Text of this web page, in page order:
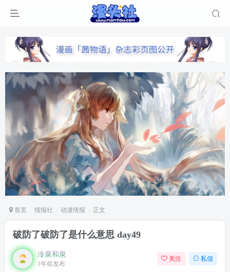
首页 情报社 动漫情报 正文
破防了破防了是什么意思 day49
冷泉和泉
1年前发布
关注 私信